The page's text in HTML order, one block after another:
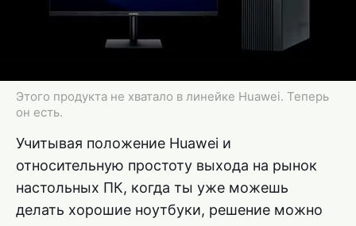
Этого продукта не хватало в линейке Huawei. Теперь
он есть.
Учитывая положение Huawei и
относительную простоту выхода на рынок
настольных ПК, когда ты уже можешь
делать хорошие ноутбуки, решение можно